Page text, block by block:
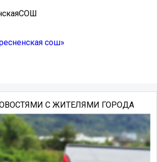
сош»
С ЖИТЕЛЯМИ ГОРОДА